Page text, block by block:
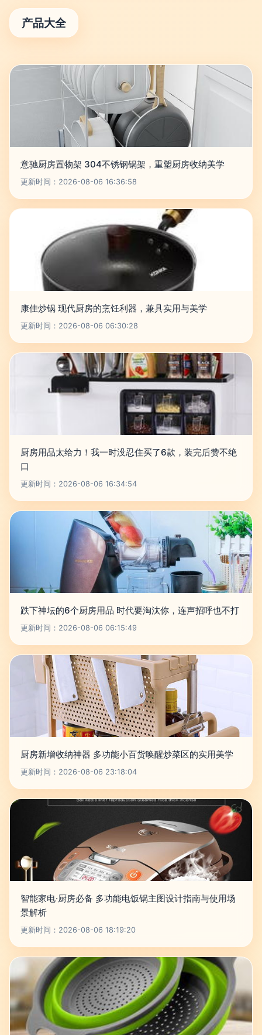
产品大全
意驰厨房置物架 304不锈钢锅架，重塑厨房收纳美学
更新时间：2026-08-06 16:36:58
康佳炒锅 现代厨房的烹饪利器，兼具实用与美学
更新时间：2026-08-06 06:30:28
厨房用品太给力！我一时没忍住买了6款，装完后赞不绝
口
更新时间：2026-08-06 16:34:54
跌下神坛的6个厨房用品 时代要淘汰你，连声招呼也不打
更新时间：2026-08-06 06:15:49
厨房新增收纳神器 多功能小百货唤醒炒菜区的实用美学
更新时间：2026-08-06 23:18:04
智能家电·厨房必备 多功能电饭锅主图设计指南与使用场
景解析
更新时间：2026-08-06 18:19:20